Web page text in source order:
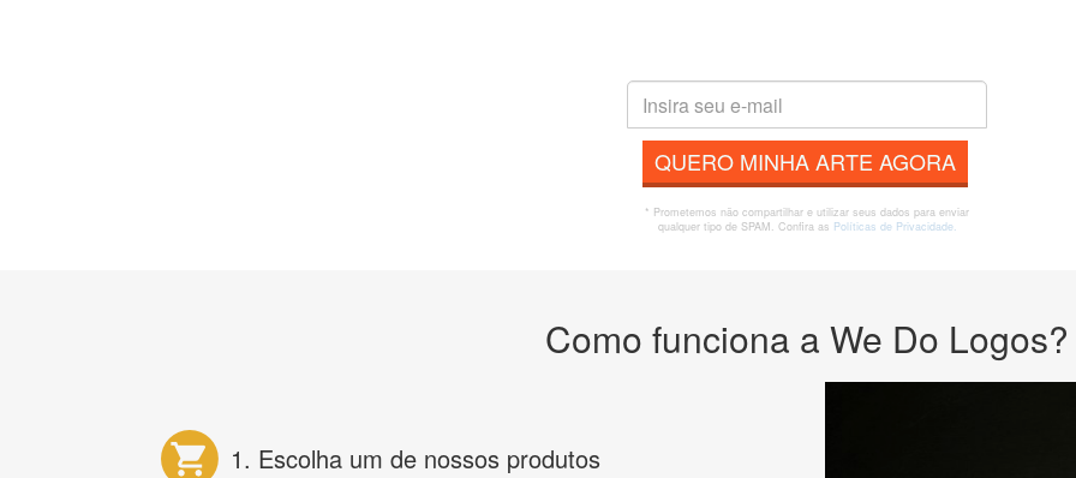
QUERO MINHA ARTE AGORA
* Prometemos não compartilhar e utilizar seus dados para enviar
qualquer tipo de SPAM. Confira as Políticas de Privacidade.
Como funciona a We Do Logos?
1. Escolha um de nossos produtos